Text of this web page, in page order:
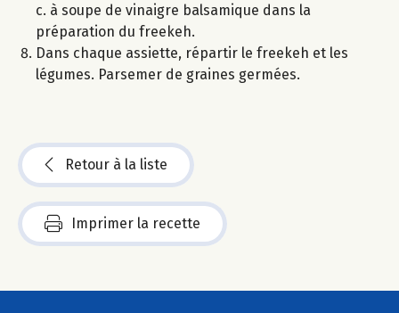
c. à soupe de vinaigre balsamique dans la
préparation du freekeh.
Dans chaque assiette, répartir le freekeh et les
légumes. Parsemer de graines germées.
Retour à la liste
Imprimer la recette